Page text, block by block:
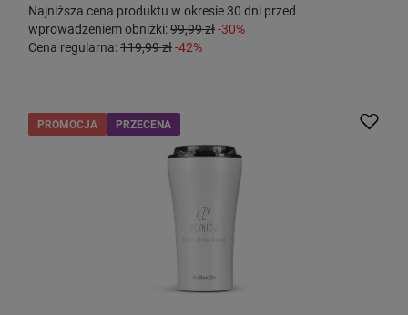
Najniższa cena produktu w okresie 30 dni przed
wprowadzeniem obniżki:99,99 zł-30%
Cena regularna:119,99 zł-42%
PROMOCJA PRZECENA